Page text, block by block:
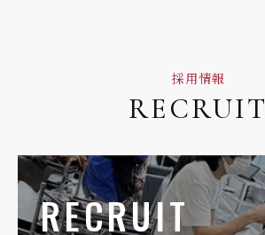
採用情報
RECRUIT
RECRUIT